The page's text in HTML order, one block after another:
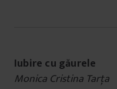
Iubire cu găurele
Monica Cristina Tarța